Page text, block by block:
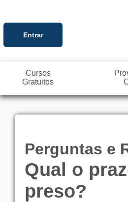
Entrar
Cursos
Gratuitos
Perguntas e
Qual o
preso?